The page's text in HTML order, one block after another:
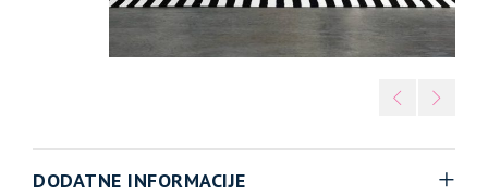
DODATNE INFORMACIJE